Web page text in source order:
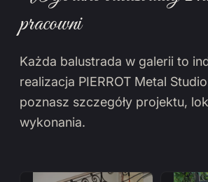
pracowni
Każda balustrada w galerii to
realizacja PIERROT Metal
poznasz szczegóły projektu,
wykonania.